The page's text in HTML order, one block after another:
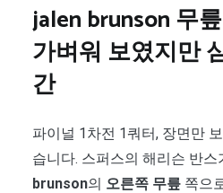
jalen brunson 무
가벼워 보였지만
간
파이널 1차전 1쿼터, 장면만
습니다. 스퍼스의 해리슨 반스
brunson의 오른쪽 무릎 쪽으